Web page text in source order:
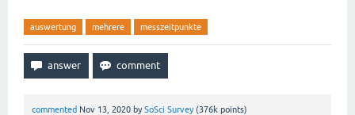
auswertung mehrere messzeitpunkte
commented Nov 13, 2020 bySoSci Survey (376k points)